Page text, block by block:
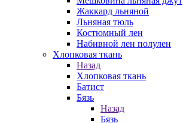
Жаккард льняной
Льняная тюль
Костюмный лен
Набивной лен полулен
Хлопковая ткань
Назад
Хлопковая ткань
Батист
Бязь
Назад
Бязь